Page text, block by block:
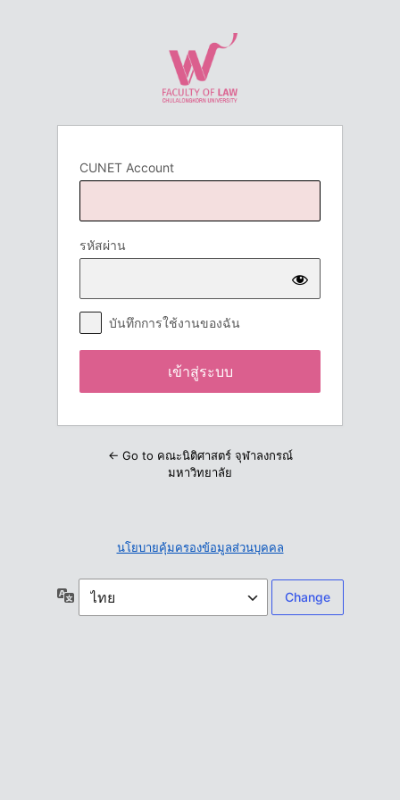
CUNET Account
รหัสผ่าน
บันทึกการใช้งานของฉัน
← Go to คณะนิติศาสตร์ จุฬาลงกรณ์
มหาวิทยาลัย
นโยบายคุ้มครองข้อมูลส่วนบุคคล
ภาษา